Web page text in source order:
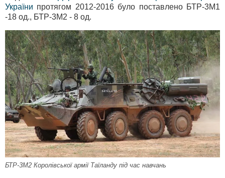
України протягом 2012-2016 було поставлено БТР-3М1
-18 од., БТР-3М2 - 8 од.
БТР-3М2 Королівської армії Таїланду під час навчань